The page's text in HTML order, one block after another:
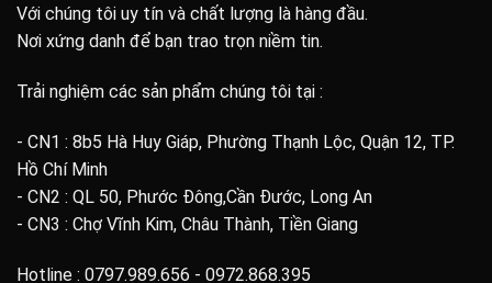
Với chúng tôi uy tín và chất lượng là hàng đầu.
Nơi xứng danh để bạn trao trọn niềm tin.
Trải nghiệm các sản phẩm chúng tôi tại :
- CN1 : 8b5 Hà Huy Giáp, Phường Thạnh Lộc, Quận 12, TP.
Hồ Chí Minh
- CN2 : QL 50, Phước Đông,Cần Đước, Long An
- CN3 : Chợ Vĩnh Kim, Châu Thành, Tiền Giang
Hotline : 0797.989.656 - 0972.868.395